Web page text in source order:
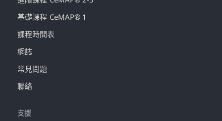
基礎課程 CeMAP® 1
課程時間表
網誌
常見問題
聯絡
支援